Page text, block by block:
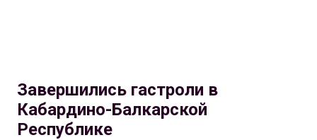
Завершились гастроли в
Кабардино-Балкарской
Республике